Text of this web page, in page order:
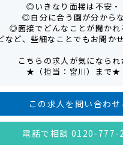
◎いきなり面接は不安・
◎自分に合う園が分から
◎面接でどんなことが聞かれ
など、些細なことでもお聞か
こちらの求人が気になられ
★（担当：宮川）まで
この求人を問い合わせ
電話で相談 0120-777-